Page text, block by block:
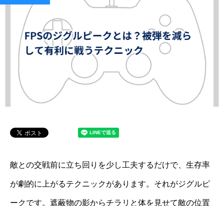
敵との交戦前に立ち回りを少し工夫するだけで、生存率
が劇的に上がるテクニックがあります。それがジグルピ
ークです。遮蔽物の影からチラリと体を見せて敵の位置